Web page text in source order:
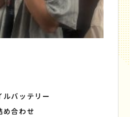
ルバッテリー
め合わせ